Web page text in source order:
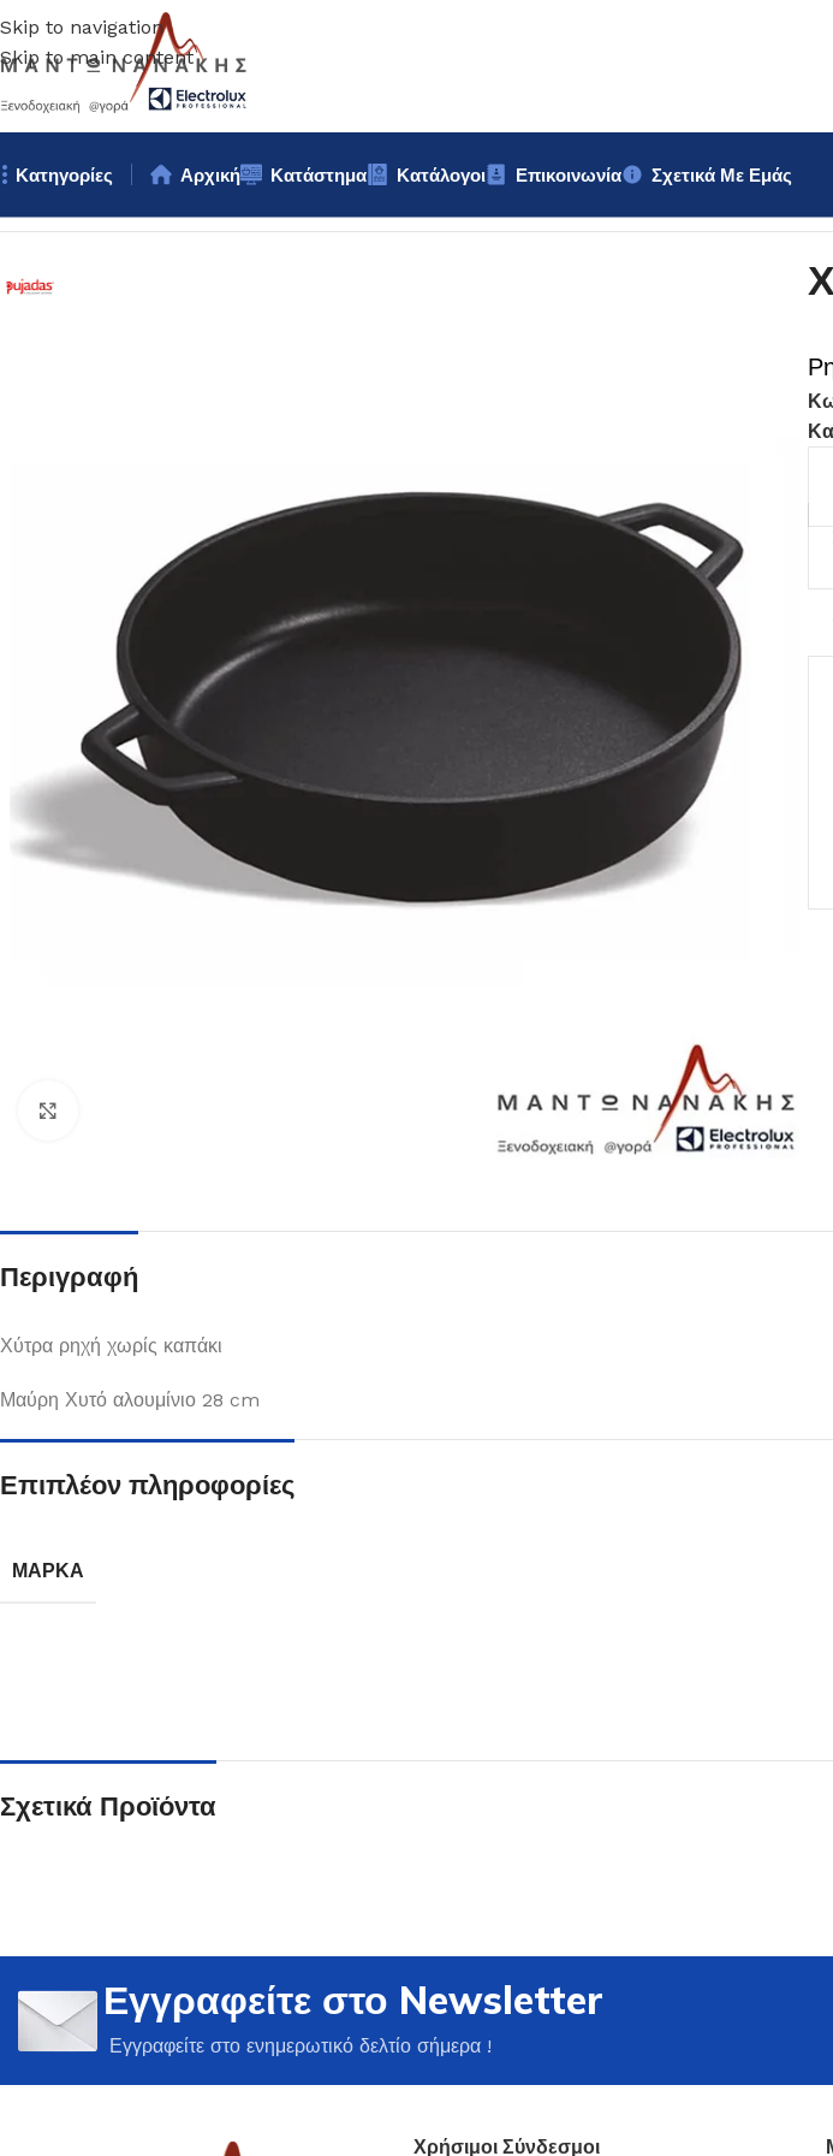
Skip to navigation
Skip to main content
Κατηγορίες
Πιάτα
Δείτε Περισσότερα
Ποτήρια
Μαχαιροπίρουνα
Αρχική Κατάστημα Κατάλογοι Επικοινωνία
Σχετικά Με Εμάς
Περιγραφή
Χύτρα ρηχή χωρίς καπάκι
Μαύρη Χυτό αλουμίνιο 28 cm
Επιπλέον πληροφορίες
ΜΆΡΚΑ
Σχετικά Προϊόντα
Εγγραφείτε στο Newsletter
Εγγραφείτε στο ενημερωτικό δελτίο σήμερα !
Χρήσιμοι Σύνδεσμοι